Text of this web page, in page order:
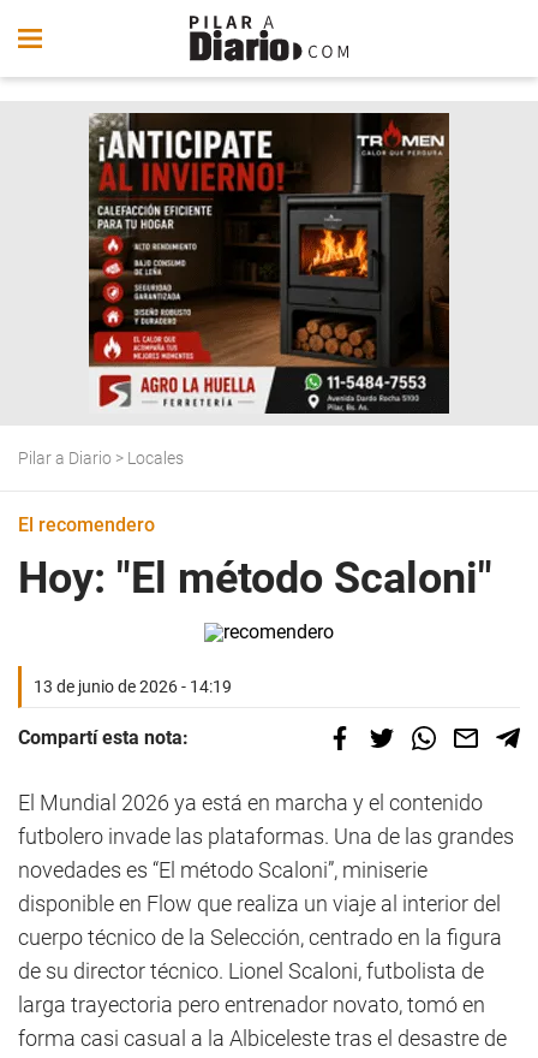
Pilar a Diario > Locales
El recomendero
Hoy: "El método Scaloni"
13 de junio de 2026 - 14:19
Compartí esta nota:
El Mundial 2026 ya está en marcha y el contenido
futbolero invade las plataformas. Una de las grandes
novedades es “El método Scaloni”, miniserie
disponible en Flow que realiza un viaje al interior del
cuerpo técnico de la Selección, centrado en la figura
de su director técnico. Lionel Scaloni, futbolista de
larga trayectoria pero entrenador novato, tomó en
forma casi casual a la Albiceleste tras el desastre de